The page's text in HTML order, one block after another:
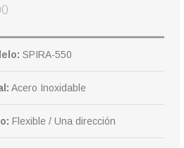
SPIRA-550
Acero Inoxidable
Flexible / Una dirección